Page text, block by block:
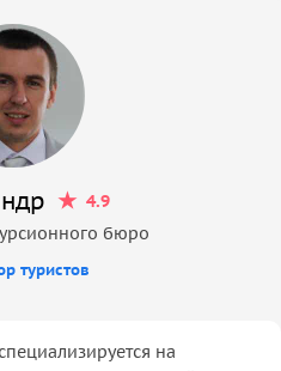
4.9
бюро
туристов
на